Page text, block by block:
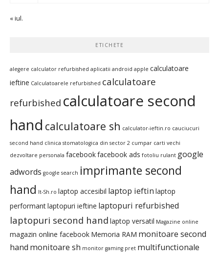
« iul.
ETICHETE
alegere calculator refurbished aplicatii android apple calculatoare
ieftine Calculatoarele refurbished calculatoare
refurbished calculatoare second
hand calculatoare sh calculator-ieftin.ro cauciucuri
second hand clinica stomatologica din sector 2 cumpar carti vechi
dezvoltare personala facebookfacebook ads fotoliu rulant google
adwords google search imprimante second
hand It-Sh.ro laptop accesibil laptop ieftin laptop
performantlaptopuri ieftine laptopuri refurbished
laptopuri second hand laptop versatil Magazine online
magazin online facebook Memoria RAM monitoare second
hand monitoare sh monitor gaming pret multifunctionale